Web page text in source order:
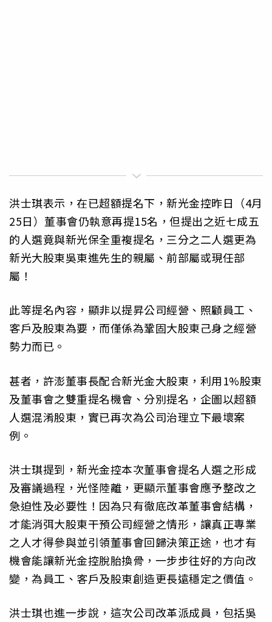
洪士琪表示，在已超額提名下，新光金控昨日（4月
25日）董事會仍執意再提15名，但提出之近七成五
的人選竟與新光保全重複提名，三分之二人選更為
新光大股東吳東進先生的親屬、前部屬或現任部
屬！
此等提名內容，顯非以提昇公司經營、照顧員工、
客戶及股東為要，而僅係為鞏固大股東己身之經營
勢力而已。
甚者，許澎董事長配合新光金大股東，利用1%股東
及董事會之雙重提名機會、分別提名，企圖以超額
人選混淆股東，實已再次為公司治理立下最壞案
例。
洪士琪提到，新光金控本次董事會提名人選之形成
及審議過程，光怪陸離，更顯示董事會應予整改之
急迫性及必要性！因為只有徹底改革董事會結構，
才能消弭大股東干預公司經營之情形，讓真正專業
之人才得參與並引領董事會回歸決策正途，也才有
機會能讓新光金控脫胎換骨，一步步往好的方向改
變，為員工、客戶及股東創造更長遠穩定之價值。
洪士琪也進一步說，這次公司改革派成員，包括吳